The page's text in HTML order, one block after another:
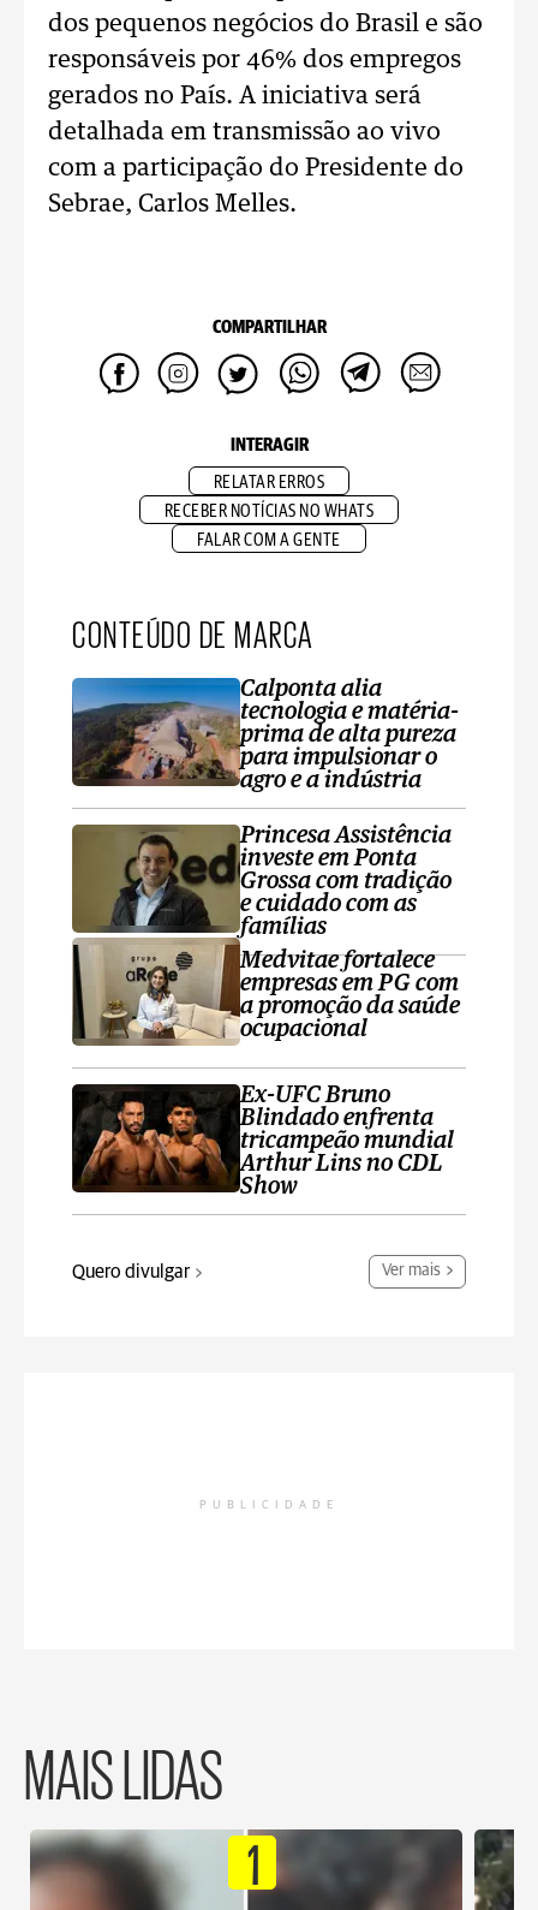
dos pequenos negócios do Brasil e são
responsáveis por 46% dos empregos
gerados no País. A iniciativa será
detalhada em transmissão ao vivo
com a participação do Presidente do
Sebrae, Carlos Melles.
COMPARTILHAR
INTERAGIR
RELATAR ERROS
RECEBER NOTÍCIAS NO WHATS
FALAR COM A GENTE
CONTEÚDO DE MARCA
Calponta alia
tecnologia e matéria-
prima de alta pureza
para impulsionar o
agro e a indústria
Princesa Assistência
investe em Ponta
Grossa com tradição
e cuidado com as
famílias
Medvitae fortalece
empresas em PG com
a promoção da saúde
ocupacional
Ex-UFC Bruno
Blindado enfrenta
tricampeão mundial
Arthur Lins no CDL
Show
Quero divulgar Ver mais
PUBLICIDADE
MAIS LIDAS
1